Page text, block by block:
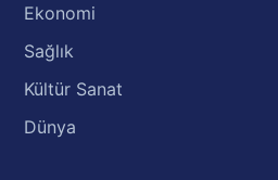
Ekonomi
Sağlık
Kültür Sanat
Dünya